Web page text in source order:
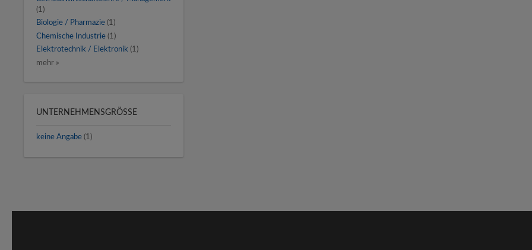
(1)
Biologie / Pharmazie (1)
Chemische Industrie (1)
Elektrotechnik / Elektronik (1)
mehr »
UNTERNEHMENSGRÖSSE
keine Angabe (1)